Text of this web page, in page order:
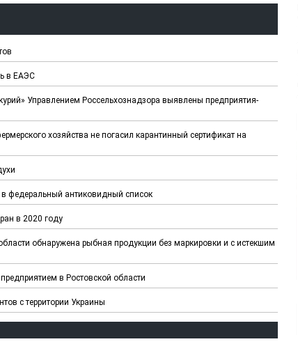
в ЕАЭС
Управлением Россельхознадзора выявлены предприятия-
хозяйства не погасил карантинный сертификат на
федеральный антиковидный список
в 2020 году
обнаружена рыбная продукции без маркировки и с истекшим
в Ростовской области
с территории Украины
ЧЕЧНЯ. Обарг Варин
илли